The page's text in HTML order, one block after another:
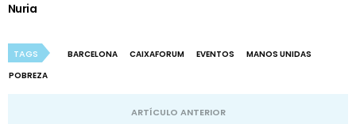
Nuria
TAGS BARCELONA CAIXAFORUM EVENTOS
MANOS UNIDAS
POBREZA
ARTÍCULO ANTERIOR